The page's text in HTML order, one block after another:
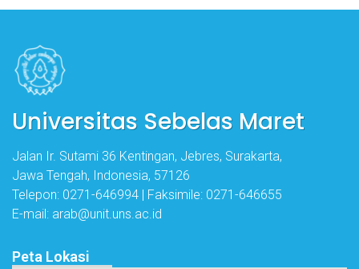
Universitas Sebelas Maret
Jalan Ir. Sutami 36 Kentingan, Jebres, Surakarta,
Jawa Tengah, Indonesia, 57126
Telepon: 0271-646994 | Faksimile: 0271-646655
E-mail: arab@unit.uns.ac.id
Peta Lokasi